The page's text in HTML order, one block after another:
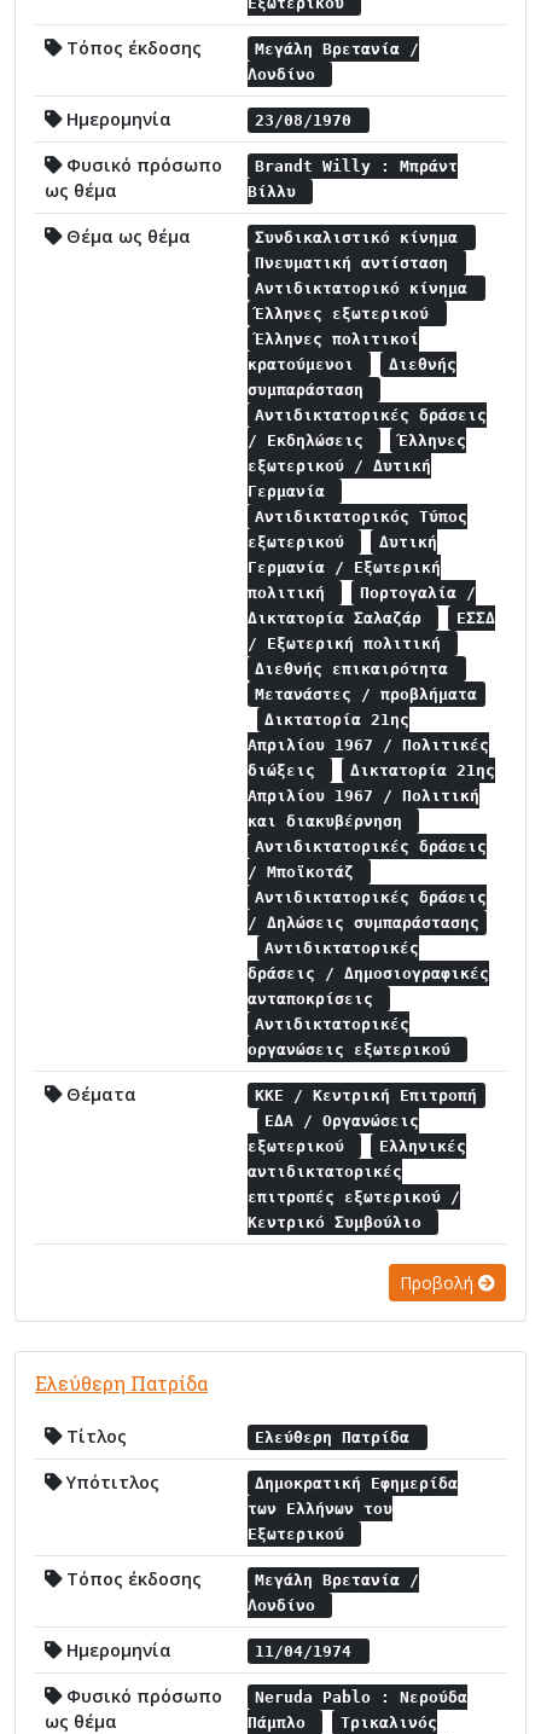
Τόπος έκδοσης
Μεγάλη Βρετανία /
Λονδίνο
Ημερομηνία 23/08/1970
Φυσικό πρόσωπο
ως θέμα
Brandt Willy : Μπράντ
Βίλλυ
Θέμα ως θέμα
Συνδικαλιστικό κίνημα
Πνευματική αντίσταση
Αντιδικτατορικό κίνημα
Έλληνες εξωτερικού
Έλληνες πολιτικοί
κρατούμενοι
Διεθνής
συμπαράσταση
Αντιδικτατορικές δράσεις
/ Εκδηλώσεις
Έλληνες
εξωτερικού / Δυτική
Γερμανία
Αντιδικτατορικός Τύπος
εξωτερικού
Δυτική
Γερμανία / Εξωτερική
πολιτική
Πορτογαλία /
Δικτατορία Σαλαζάρ
ΕΣΣΔ
/ Εξωτερική πολιτική
Διεθνής επικαιρότητα
Μετανάστες / προβλήματα
Δικτατορία 21ης
Απριλίου 1967 / Πολιτικές
διώξεις
Δικτατορία 21ης
Απριλίου 1967 / Πολιτική
και διακυβέρνηση
Αντιδικτατορικές δράσεις
/ Μποϊκοτάζ
Αντιδικτατορικές δράσεις
/ Δηλώσεις συμπαράστασης
Αντιδικτατορικές
δράσεις / Δημοσιογραφικές
ανταποκρίσεις
Αντιδικτατορικές
οργανώσεις εξωτερικού
Θέματα
ΚΚΕ / Κεντρική Επιτροπή
ΕΔΑ / Οργανώσεις
εξωτερικού
Ελληνικές
αντιδικτατορικές
επιτροπές εξωτερικού /
Κεντρικό Συμβούλιο
Προβολή
Ελεύθερη Πατρίδα
Τίτλος Ελεύθερη Πατρίδα
Υπότιτλος
Δημοκρατική Εφημερίδα
των Ελλήνων του
Εξωτερικού
Τόπος έκδοσης
Μεγάλη Βρετανία /
Λονδίνο
Ημερομηνία 11/04/1974
Φυσικό πρόσωπο
ως θέμα
Neruda Pablo : Νερούδα
Πάμπλο
Τρικαλινός